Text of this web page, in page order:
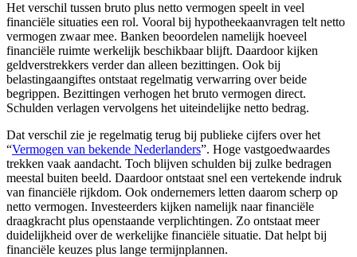
Het verschil tussen bruto plus netto vermogen speelt in veel
financiële situaties een rol. Vooral bij hypotheekaanvragen telt netto
vermogen zwaar mee. Banken beoordelen namelijk hoeveel
financiële ruimte werkelijk beschikbaar blijft. Daardoor kijken
geldverstrekkers verder dan alleen bezittingen. Ook bij
belastingaangiftes ontstaat regelmatig verwarring over beide
begrippen. Bezittingen verhogen het bruto vermogen direct.
Schulden verlagen vervolgens het uiteindelijke netto bedrag.
Dat verschil zie je regelmatig terug bij publieke cijfers over het
“Vermogen van bekende Nederlanders”. Hoge vastgoedwaardes
trekken vaak aandacht. Toch blijven schulden bij zulke bedragen
meestal buiten beeld. Daardoor ontstaat snel een vertekende indruk
van financiële rijkdom. Ook ondernemers letten daarom scherp op
netto vermogen. Investeerders kijken namelijk naar financiële
draagkracht plus openstaande verplichtingen. Zo ontstaat meer
duidelijkheid over de werkelijke financiële situatie. Dat helpt bij
financiële keuzes plus lange termijnplannen.